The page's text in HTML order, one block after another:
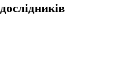
дослідників